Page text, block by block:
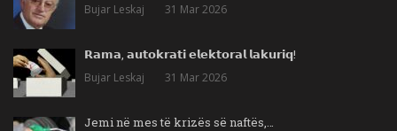
Bujar Leskaj 31 Mar 2026
𝗥𝗮𝗺𝗮, 𝗮𝘂𝘁𝗼𝗸𝗿𝗮𝘁𝗶 𝗲𝗹𝗲𝗸𝘁𝗼𝗿𝗮𝗹 𝗹𝗮𝗸𝘂𝗿𝗶𝗾!
Bujar Leskaj 31 Mar 2026
Jemi në mes të krizës së naftës,…